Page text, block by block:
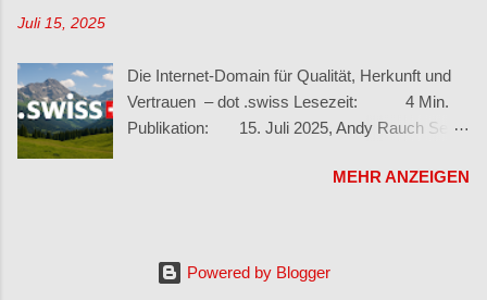
Betrug bleibt Spitzenreiter Über 18’000 Fälle
betreffen Betrug. Besonders auffällig:
betrügerische Gewinnspiele nahmen drastisch
Webseiten einen starken Rückgang beim
organischen Traffic. Der Grund ist die neue
Google-Funktion AI Overviews. Dabei handelt
Zusammenfassungen, die Informationen aus
sofort eine Antwort – ohne auf eine Website
Juli 15, 2025
Die Internet-Domain für Qualität, Herkunft und
Vertrauen – dot .swiss Lesezeit: 4 Min.
Publikation: 15. Juli 2025, Andy Rauch Seit
Domain .swiss für Swissness im digitalen
vorbehalten war, hat sich spätestens mit der
Öffnung für natürliche Personen im Jahr 2023
MEHR ANZEIGEN
Powered by Blogger